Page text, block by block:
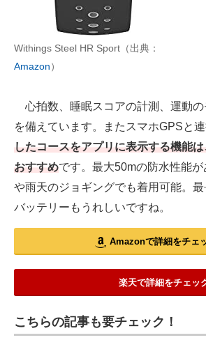
Withings Steel HR Sport（出典：
Amazon）
心拍数、睡眠スコアの計測、運動
を備えています。またスマホGPSと連
したコースをアプリに表示する機能
おすすめです。最大50mの防水性能
や雨天のジョギングでも着用可能。
バッテリーもうれしいですね。
Amazonで詳細をチェ
楽天で詳細をチェッ
こちらの記事も要チェック！